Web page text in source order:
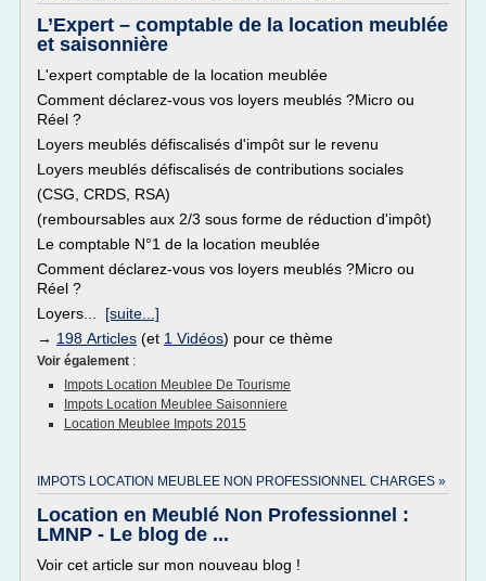
L’Expert – comptable de la location meublée
et saisonnière
L'expert comptable de la location meublée
Comment déclarez-vous vos loyers meublés ?Micro ou
Réel ?
Loyers meublés défiscalisés d'impôt sur le revenu
Loyers meublés défiscalisés de contributions sociales
(CSG, CRDS, RSA)
(remboursables aux 2/3 sous forme de réduction d'impôt)
Le comptable N°1 de la location meublée
Comment déclarez-vous vos loyers meublés ?Micro ou
Réel ?
Loyers... [suite...]
→ 198 Articles (et 1 Vidéos) pour ce thème
Voir également :
Impots Location Meublee De Tourisme
Impots Location Meublee Saisonniere
Location Meublee Impots 2015
IMPOTS LOCATION MEUBLEE NON PROFESSIONNEL CHARGES »
Location en Meublé Non Professionnel :
LMNP - Le blog de ...
Voir cet article sur mon nouveau blog !